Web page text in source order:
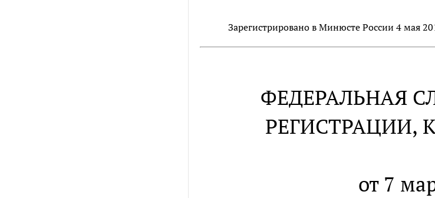
Зарегистрировано в Минюсте России 4 мая
ФЕДЕРАЛЬНАЯ
РЕГИСТРАЦИИ,
от 7